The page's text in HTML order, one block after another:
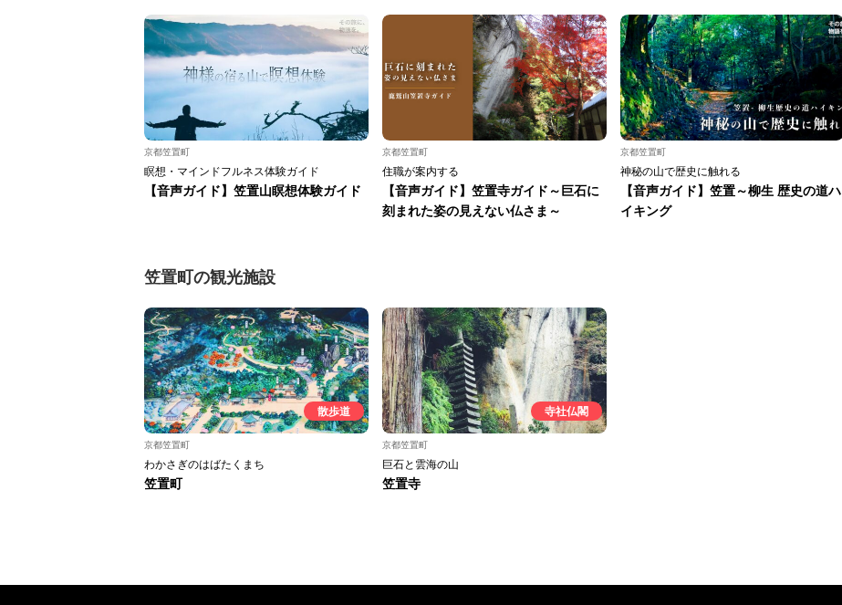
京都笠置町
瞑想・マインドフルネス体験ガイド
【音声ガイド】笠置山瞑想体験ガイド
京都笠置町
住職が案内する
【音声ガイド】笠置寺ガイド～巨石に
刻まれた姿の見えない仏さま～
京都笠置町
神秘の山で歴史に触れる
【音声ガイド】笠置～柳生 歴史の道ハ
イキング
笠置町の観光施設
散歩道
京都笠置町
わかさぎのはばたくまち
笠置町
寺社仏閣
京都笠置町
巨石と雲海の山
笠置寺